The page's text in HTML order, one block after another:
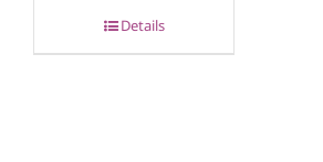
Details